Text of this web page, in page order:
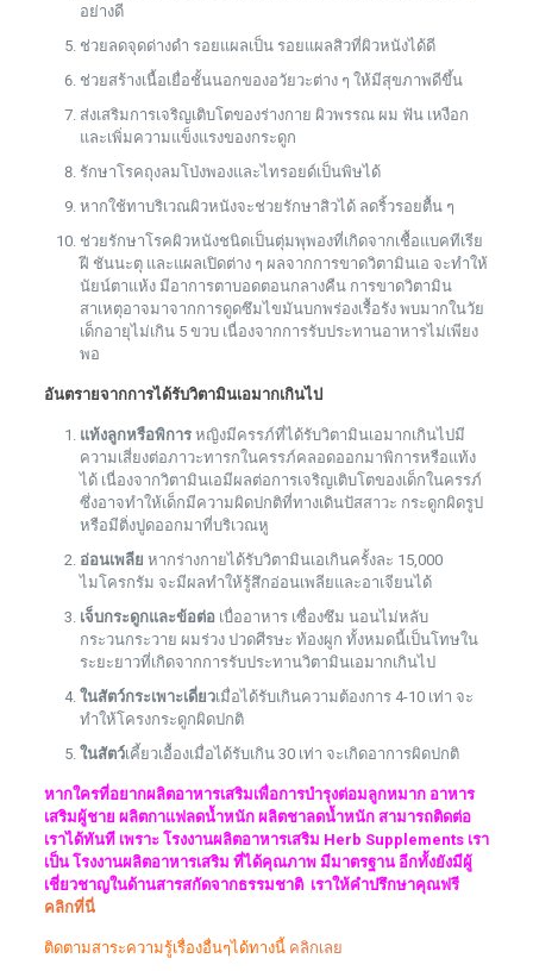
อย่างดี
ช่วยลดจุดด่างดำ รอยแผลเป็น รอยแผลสิวที่ผิวหนังได้ดี
ช่วยสร้างเนื้อเยื่อชั้นนอกของอวัยวะต่าง ๆ ให้มีสุขภาพดีขึ้น
ส่งเสริมการเจริญเติบโตของร่างกาย ผิวพรรณ ผม ฟัน เหงือก
และเพิ่มความแข็งแรงของกระดูก
รักษาโรคถุงลมโป่งพองและไทรอยด์เป็นพิษได้
หากใช้ทาบริเวณผิวหนังจะช่วยรักษาสิวได้ ลดริ้วรอยตื้น ๆ
ช่วยรักษาโรคผิวหนังชนิดเป็นตุ่มพุพองที่เกิดจากเชื้อแบคทีเรีย
ฝี ชันนะตุ และแผลเปิดต่าง ๆ ผลจากการขาดวิตามินเอ จะทำให้
นัยน์ตาแห้ง มีอาการตาบอดตอนกลางคืน การขาดวิตามิน
สาเหตุอาจมาจากการดูดซึมไขมันบกพร่องเรื้อรัง พบมากในวัย
เด็กอายุไม่เกิน 5 ขวบ เนื่องจากการรับประทานอาหารไม่เพียง
พอ
อันตรายจากการได้รับวิตามินเอมากเกินไป
แท้งลูกหรือพิการหญิงมีครรภ์ที่ได้รับวิตามินเอมากเกินไปมี
ความเสี่ยงต่อภาวะทารกในครรภ์คลอดออกมาพิการหรือแท้ง
ได้ เนื่องจากวิตามินเอมีผลต่อการเจริญเติบโตของเด็กในครรภ์
ซึ่งอาจทำให้เด็กมีความผิดปกติที่ทางเดินปัสสาวะ กระดูกผิดรูป
หรือมีติ่งปูดออกมาที่บริเวณหู
อ่อนเพลีย หากร่างกายได้รับวิตามินเอเกินครั้งละ 15,000
ไมโครกรัม จะมีผลทำให้รู้สึกอ่อนเพลียและอาเจียนได้
เจ็บกระดูกและข้อต่อเบื่ออาหาร เซื่องซึม นอนไม่หลับ
กระวนกระวาย ผมร่วง ปวดศีรษะ ท้องผูก ทั้งหมดนี้เป็นโทษใน
ระยะยาวที่เกิดจากการรับประทานวิตามินเอมากเกินไป
ในสัตว์กระเพาะเดี่ยวเมื่อได้รับเกินความต้องการ 4-10 เท่า จะ
ทำให้โครงกระดูกผิดปกติ
ในสัตว์เคี้ยวเอื้องเมื่อได้รับเกิน 30 เท่า จะเกิดอาการผิดปกติ
หากใครที่อยากผลิตอาหารเสริมเพื่อการบำรุงต่อมลูกหมาก อาหาร
เสริมผู้ชาย ผลิตกาแฟลดน้ำหนัก ผลิตชาลดน้ำหนัก สามารถติดต่อ
เราได้ทันที เพราะ โรงงานผลิตอาหารเสริม Herb Supplements เรา
เป็น โรงงานผลิตอาหารเสริม ที่ได้คุณภาพ มีมาตรฐาน อีกทั้งยังมีผู้
เชี่ยวชาญในด้านสารสกัดจากธรรมชาติ เราให้คำปรึกษาคุณฟรี
คลิกที่นี่
ติดตามสาระความรู้เรื่องอื่นๆได้ทางนี้ คลิกเลย